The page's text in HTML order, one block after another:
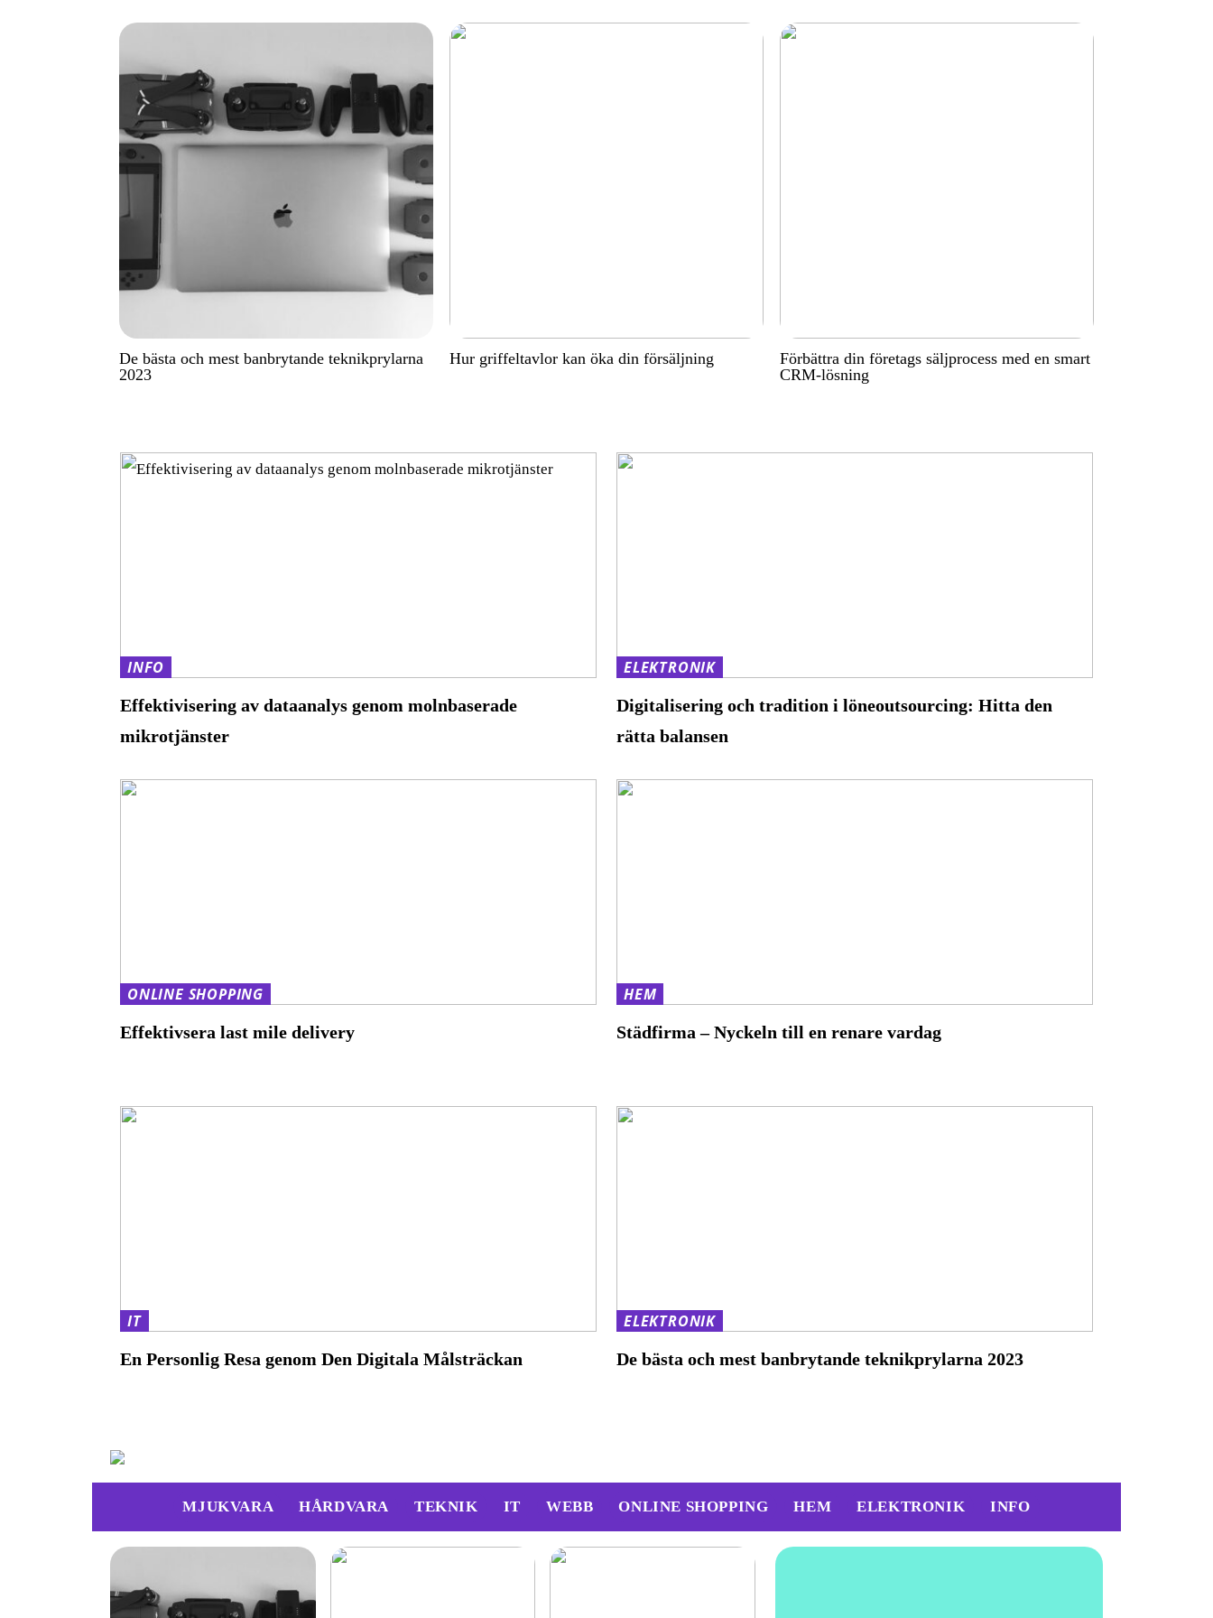
De bästa och mest banbrytande teknikprylarna
2023
Hur griffeltavlor kan öka din försäljning
Förbättra din företags säljprocess med en smart
CRM-lösning
INFO
Effektivisering av dataanalys genom molnbaserade
mikrotjänster
ELEKTRONIK
Digitalisering och tradition i löneoutsourcing: Hitta den
rätta balansen
ONLINE SHOPPING
Effektivsera last mile delivery
HEM
Städfirma – Nyckeln till en renare vardag
IT
En Personlig Resa genom Den Digitala Målsträckan
ELEKTRONIK
De bästa och mest banbrytande teknikprylarna 2023
MJUKVARA HÅRDVARA TEKNIK IT WEBB ONLINE SHOPPING HEM ELEKTRONIK INFO